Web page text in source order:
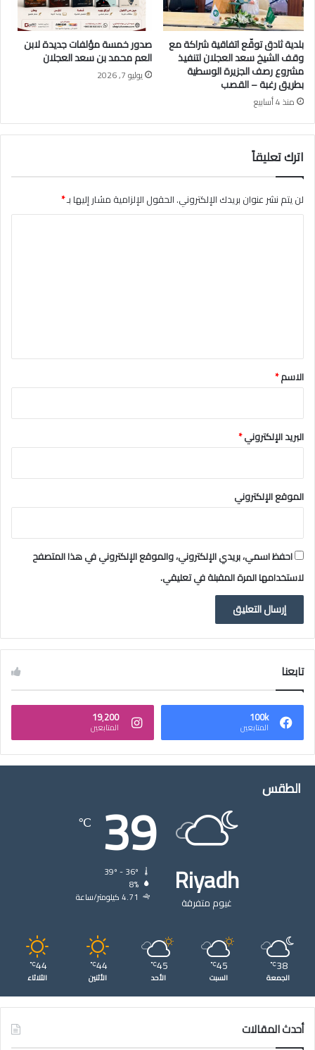
ه
بلدية ثادق توقّع اتفاقية شراكة مع
وقف الشيخ سعد العجلان لتنفيذ
مشروع رصف الجزيرة الوسطية
بطريق رغبة – القصب
منذ 4 أسابيع
صدور خمسة مؤلفات جديدة لابن
العم محمد بن سعد العجلان
يوليو 7, 2026
اترك تعليقاً
لن يتم نشر عنوان بريدك الإلكتروني.الحقول الإلزامية مشار إليها بـ*
*
الاسم*
البريد الإلكتروني*
الموقع الإلكتروني
احفظ اسمي، بريدي الإلكتروني، والموقع الإلكتروني في هذا المتصفح
لاستخدامها المرة المقبلة في تعليقي.
تابعنا
100k
المتابعين
19٬200
المتابعين
الطقس
Riyadh
غيوم متفرقة
39
℃
8%
4.71 كيلومتر/ساعة
38
℃
الجمعة
45
℃
السبت
45
℃
الأحد
44
℃
الأثنين
44
℃
الثلاثاء
أحدث المقالات